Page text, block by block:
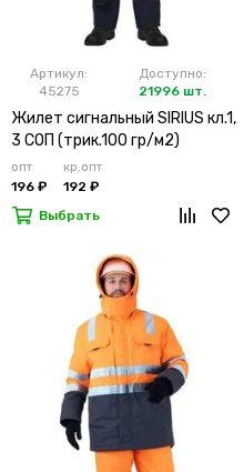
Артикул:
45275
Доступно:
21996 шт.
Жилет сигнальный SIRIUS кл.1,
3 СОП (трик.100 гр/м2)
лимонный
опт
196 ₽
кр.опт
192 ₽
Выбрать